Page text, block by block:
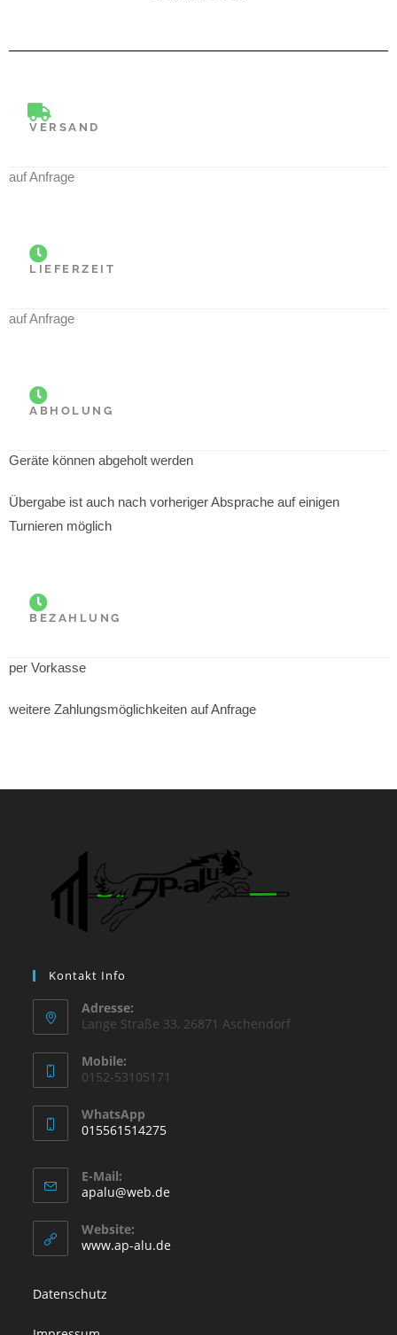
VERSAND
auf Anfrage
LIEFERZEIT
auf Anfrage
ABHOLUNG
Geräte können abgeholt werden
Übergabe ist auch nach vorheriger Absprache auf einigen
Turnieren möglich
BEZAHLUNG
per Vorkasse
weitere Zahlungsmöglichkeiten auf Anfrage
Kontakt Info
Adresse:
Lange Straße 33, 26871 Aschendorf
Mobile:
0152-53105171
WhatsApp
015561514275
E-Mail:
apalu@web.de
Website:
www.ap-alu.de
Datenschutz